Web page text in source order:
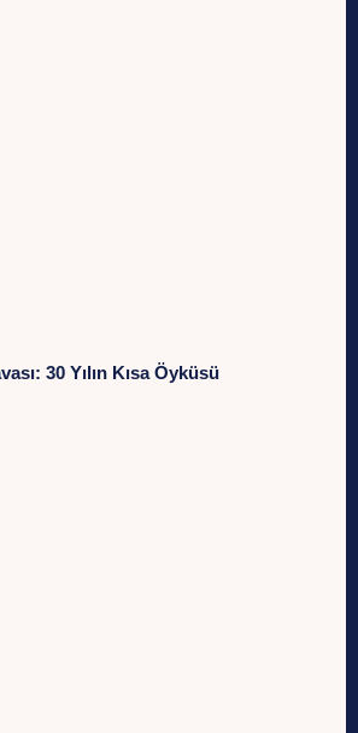
30 Yılın Kısa Öyküsü